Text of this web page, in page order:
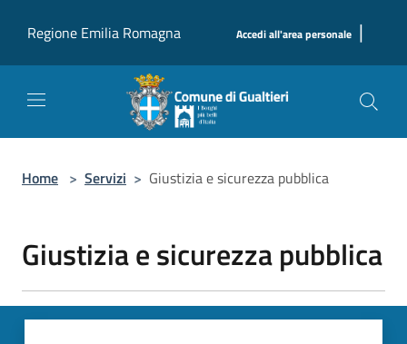
Regione Emilia Romagna
Accedi all'area personale |
Home > Servizi > Giustizia e sicurezza pubblica
Giustizia e sicurezza pubblica